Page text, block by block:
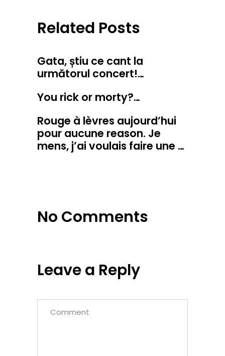
Related Posts
Gata, știu ce cant la
următorul concert!…
You rick or morty?…
Rouge à lèvres aujourd’hui
pour aucune reason. Je
mens, j’ai voulais faire une …
No Comments
Leave a Reply